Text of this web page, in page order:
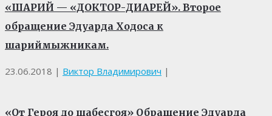
«ШАРИЙ — «ДОКТОР-ДИАРЕЙ». Второе
обращение Эдуарда Ходоса к
шариймыжникам.
23.06.2018 | Виктор Владимирович |
«От Героя до шабесгоя» Обращение Эдуарда